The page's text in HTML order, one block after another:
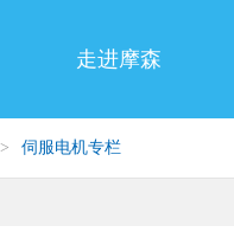
走进摩森
> 伺服电机专栏